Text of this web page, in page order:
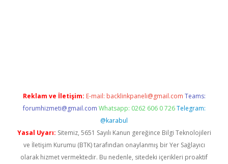
Reklam ve İletişim: E-mail: backlinkpaneli@gmail.com Teams:
forumhizmeti@gmail.com Whatsapp: 0262 606 0 726 Telegram:
@karabul
Yasal Uyarı: Sitemiz, 5651 Sayılı Kanun gereğince Bilgi Teknolojileri
ve İletişim Kurumu (BTK) tarafından onaylanmış bir Yer Sağlayıcı
olarak hizmet vermektedir. Bu nedenle, sitedeki içerikleri proaktif